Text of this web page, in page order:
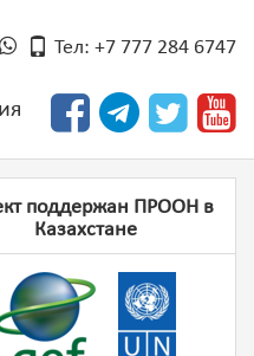
Тел: +7 777 284 6747
поддержан ПРООН в
Казахстане